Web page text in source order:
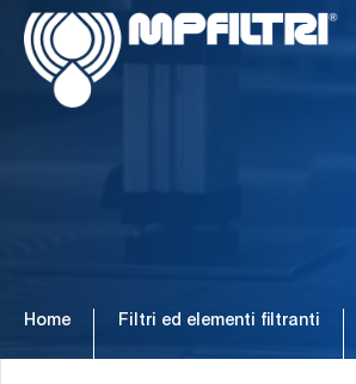
Passa
contenuto
principale
Passa
Home Filtri ed elementi filtranti